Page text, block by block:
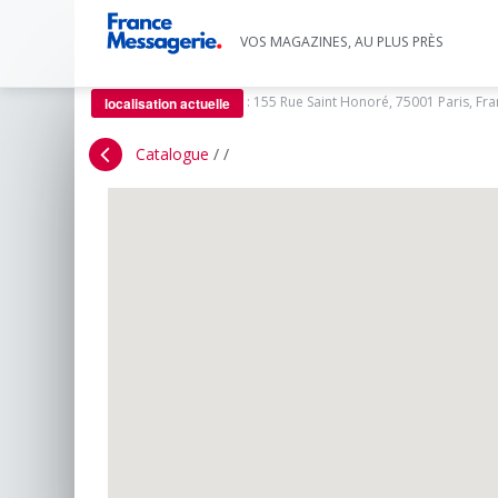
VOS MAGAZINES, AU PLUS PRÈS
localisation actuelle : 155 Rue Saint Honoré, 75001 Paris,
Catalogue / /